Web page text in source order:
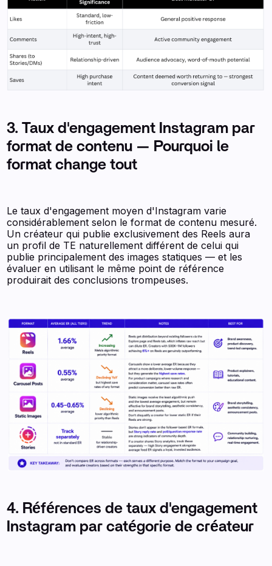
3. Taux d'engagement Instagram par
format de contenu — Pourquoi le
format change tout
Le taux d'engagement moyen d'Instagram varie
considérablement selon le format de contenu mesuré.
Un créateur qui publie exclusivement des Reels aura
un profil de TE naturellement différent de celui qui
publie principalement des images statiques — et les
évaluer en utilisant le même point de référence
produirait des conclusions trompeuses.
4. Références de taux d'engagement
Instagram par catégorie de créateur